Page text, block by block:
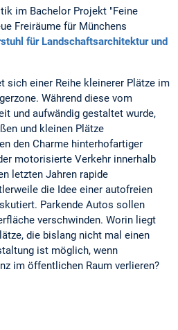
im Bachelor Projekt "Feine
Freiräume für Münchens
für Landschaftsarchitektur und
sich einer Reihe kleinerer Plätze im
Während diese vom
und aufwändig gestaltet wurde,
und kleinen Plätze
den Charme hinterhofartiger
motorisierte Verkehr innerhalb
letzten Jahren rapide
die Idee einer autofreien
Parkende Autos sollen
verschwinden. Worin liegt
die bislang nicht mal einen
ist möglich, wenn
im öffentlichen Raum verlieren?